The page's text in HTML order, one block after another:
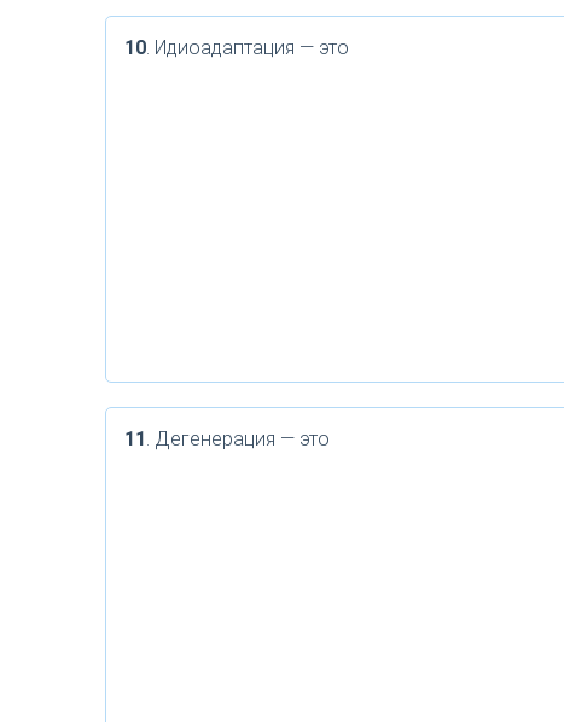
10. Идиоадаптация — это
11. Дегенерация — это